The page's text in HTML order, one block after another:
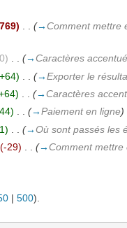
(→ Comment mettre
(→ Caractères
(→Exporter le
(→ Caractères
. . (→Paiement en ligne)
(→Où sont passés les
(-29) (→ Comment
| 500).